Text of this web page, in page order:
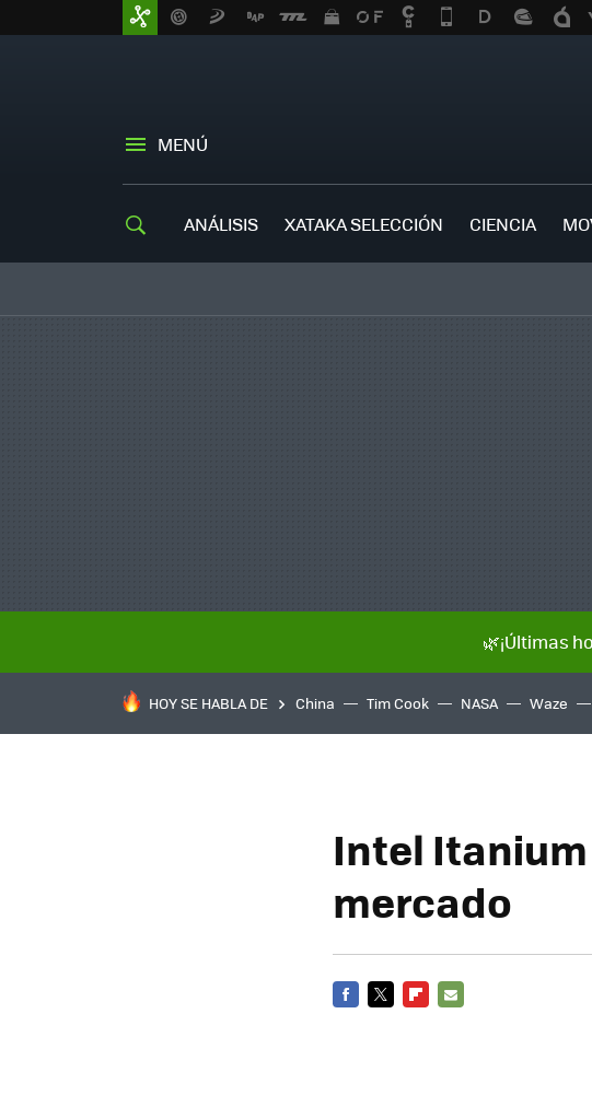
MENÚ
ANÁLISIS XATAKA SELECCIÓN CIENCIA
🌿¡Últimas
HOY SE HABLA DE China Tim Cook NASA Waze
Intel
mercado